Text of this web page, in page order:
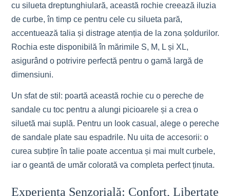
cu silueta dreptunghiulară, această rochie creează iluzia
de curbe, în timp ce pentru cele cu silueta pară,
accentuează talia și distrage atenția de la zona șoldurilor.
Rochia este disponibilă în mărimile S, M, L și XL,
asigurând o potrivire perfectă pentru o gamă largă de
dimensiuni.
Un sfat de stil: poartă această rochie cu o pereche de
sandale cu toc pentru a alungi picioarele și a crea o
siluetă mai suplă. Pentru un look casual, alege o pereche
de sandale plate sau espadrile. Nu uita de accesorii: o
curea subțire în talie poate accentua și mai mult curbele,
iar o geantă de umăr colorată va completa perfect ținuta.
Experiența Senzorială: Confort, Libertate